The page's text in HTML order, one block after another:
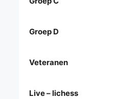
Groep D
Veteranen
Live – lichess